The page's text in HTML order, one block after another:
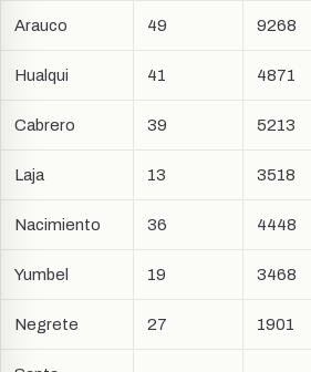
Arauco 49 9268
Hualqui 41 4871
Cabrero 39 5213
Laja 13 3518
Nacimiento 36 4448
Yumbel 19 3468
Negrete 27 1901